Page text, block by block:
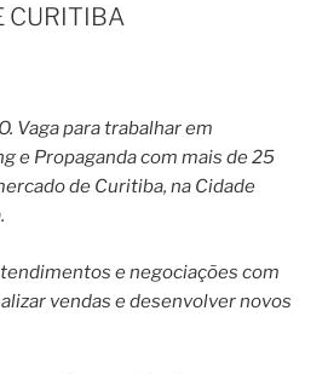
CURITIBA
Vaga para trabalhar em
e Propaganda com mais de 25
de Curitiba, na Cidade
e negociações com
vendas e desenvolver novos